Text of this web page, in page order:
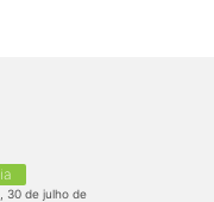
30 de julho de